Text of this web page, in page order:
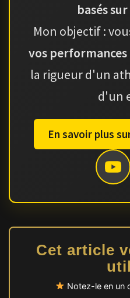
basés
Mon objectif :
vos
la rigueur d'un
d'un
En savoir plus
Cet article
Notez-le en un